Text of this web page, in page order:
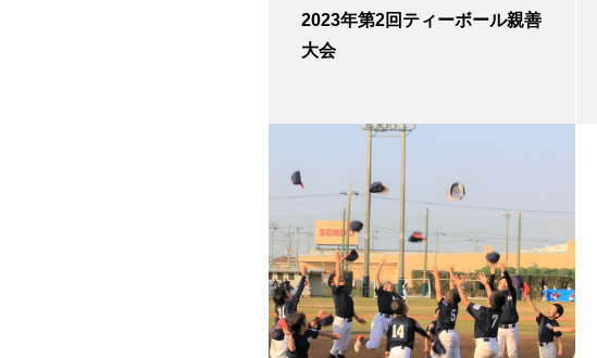
2023年第2回ティーボール親善
大会